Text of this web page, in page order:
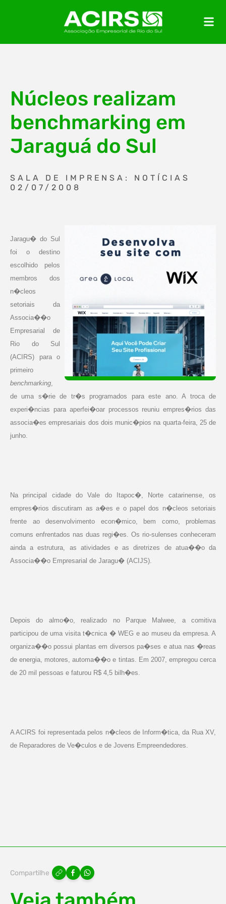
Núcleos realizam
benchmarking em
Jaraguá do Sul
SALA DE IMPRENSA: NOTÍCIAS
02/07/2008
Jaragu� do Sul
foi o destino
escolhido pelos
membros dos
n�cleos
setoriais da
Associa��o
Empresarial de
Rio do Sul
(ACIRS) para o
primeiro
benchmarking,
de uma s�rie de tr�s programados para este ano. A troca de
experi�ncias para aperfei�oar processos reuniu empres�rios das
associa�es empresariais dos dois munic�pios na quarta-feira, 25 de
junho.
Na principal cidade do Vale do Itapoc�, Norte catarinense, os
empres�rios discutiram as a�es e o papel dos n�cleos setoriais
frente ao desenvolvimento econ�mico, bem como, problemas
comuns enfrentados nas duas regi�es. Os rio-sulenses conheceram
ainda a estrutura, as atividades e as diretrizes de atua��o da
Associa��o Empresarial de Jaragu� (ACIJS).
Depois do almo�o, realizado no Parque Malwee, a comitiva
participou de uma visita t�cnica � WEG e ao museu da empresa. A
organiza��o possui plantas em diversos pa�ses e atua nas �reas
de energia, motores, automa��o e tintas. Em 2007, empregou cerca
de 20 mil pessoas e faturou R$ 4,5 bilh�es.
A ACIRS foi representada pelos n�cleos de Inform�tica, da Rua XV,
de Reparadores de Ve�culos e de Jovens Empreendedores.
Compartilhe